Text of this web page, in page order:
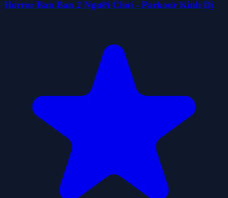
Horror Ban Ban 2 Người Chơi - Parkour Kinh Dị